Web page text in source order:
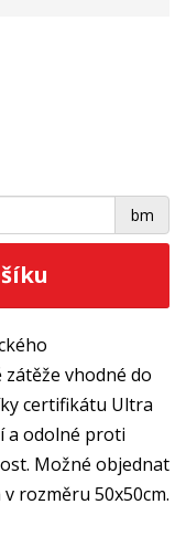
bm
+-
zátěže vhodné do
certifikátu Ultra
a odolné proti
Možné objednat
rozměru 50x50cm.